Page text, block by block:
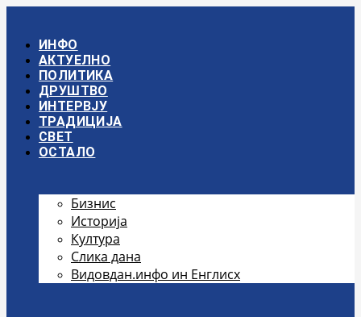
садржајИНФО
АКТУЕЛНО
ПОЛИТИКА
ДРУШТВО
ИНТЕРВЈУ
ТРАДИЦИЈА
СВЕТ
ОСТАЛО
Бизнис
Историја
Култура
Слика дана
Видовдан.инфо ин Енглисх